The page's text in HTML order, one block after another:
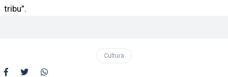
tribu”.
Cultura